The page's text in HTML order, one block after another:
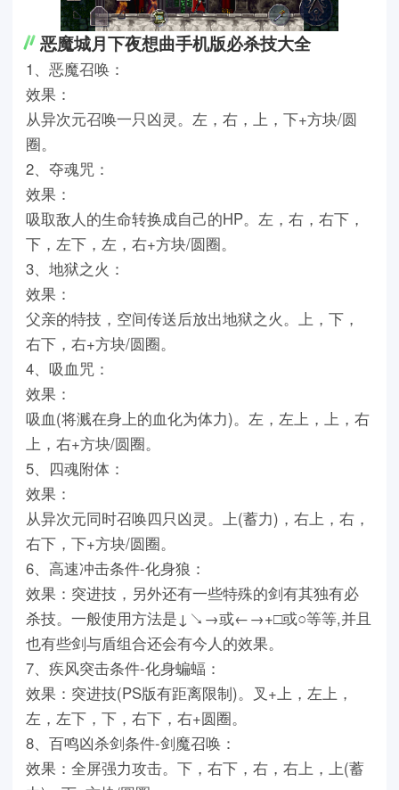
恶魔城月下夜想曲手机版必杀技大全
1、恶魔召唤：
效果：
从异次元召唤一只凶灵。左，右，上，下+方块/圆
圈。
2、夺魂咒：
效果：
吸取敌人的生命转换成自己的HP。左，右，右下，
下，左下，左，右+方块/圆圈。
3、地狱之火：
效果：
父亲的特技，空间传送后放出地狱之火。上，下，
右下，右+方块/圆圈。
4、吸血咒：
效果：
吸血(将溅在身上的血化为体力)。左，左上，上，右
上，右+方块/圆圈。
5、四魂附体：
效果：
从异次元同时召唤四只凶灵。上(蓄力)，右上，右，
右下，下+方块/圆圈。
6、高速冲击条件-化身狼：
效果：突进技，另外还有一些特殊的剑有其独有必
杀技。一般使用方法是↓↘→或←→+□或○等等,并且
也有些剑与盾组合还会有今人的效果。
7、疾风突击条件-化身蝙蝠：
效果：突进技(PS版有距离限制)。叉+上，左上，
左，左下，下，右下，右+圆圈。
8、百鸣凶杀剑条件-剑魔召唤：
效果：全屏强力攻击。下，右下，右，右上，上(蓄